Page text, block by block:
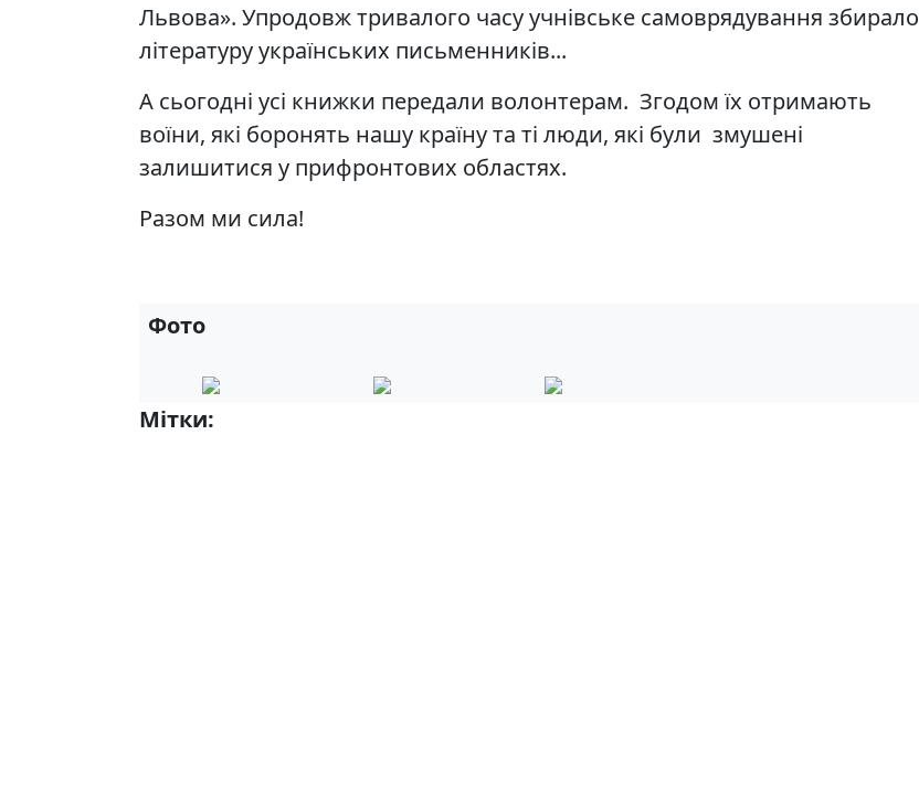
Львова». Упродовж тривалого часу учнівське самоврядування збирало
літературу українських письменників...
А сьогодні усі книжки передали волонтерам. Згодом їх отримають
воїни, які боронять нашу країну та ті люди, які були змушені
залишитися у прифронтових областях.
Разом ми сила!
Фото
Мітки: